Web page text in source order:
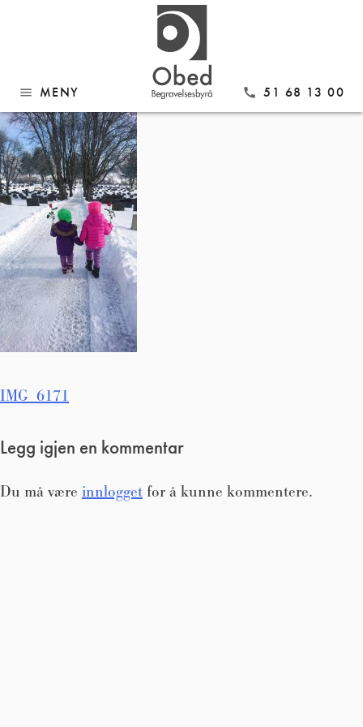
menu MENY call 51 68 13 00
Innleggsnavigasjon
IMG_6171
Legg igjen en kommentar
Du må være innlogget for å kunne kommentere.